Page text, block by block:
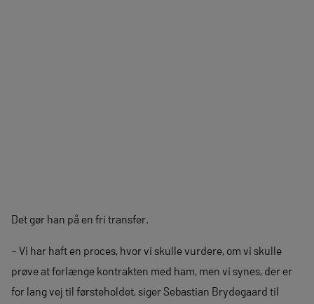
Det gør han på en fri transfer.
– Vi har haft en proces, hvor vi skulle vurdere, om vi skulle
prøve at forlænge kontrakten med ham, men vi synes, der er
for lang vej til førsteholdet, siger Sebastian Brydegaard til